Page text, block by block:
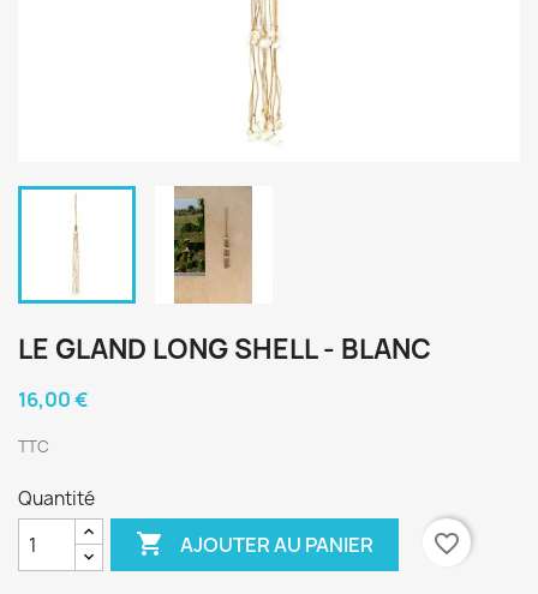
LE GLAND LONG SHELL - BLANC
16,00 €
TTC
Quantité
 AJOUTER AU PANIER favorite_border